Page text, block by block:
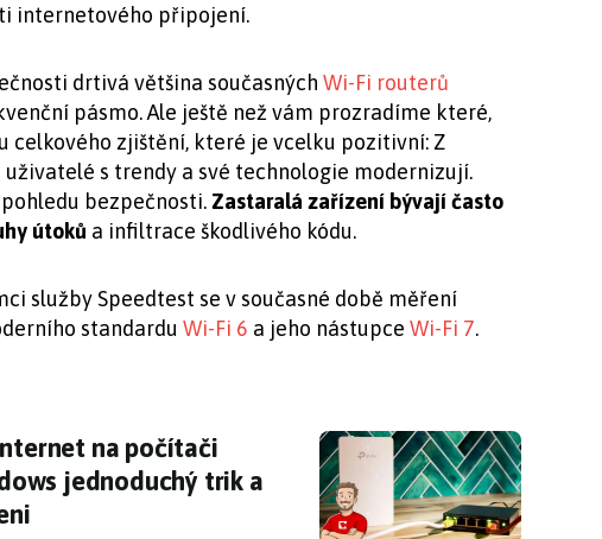
internetového připojení.
drtivá většina současných Wi-Fi routerů
pásmo. Ale ještě než vám prozradíme které,
celkového zjištění, které je vcelku pozitivní: Z
s trendy a své technologie modernizují.
bezpečnosti.Zastaralá zařízení bývají často
útoků a infiltrace škodlivého kódu.
služby Speedtest se v současné době měření
standardu Wi-Fi 6 a jeho nástupce Wi-Fi 7.
na počítači pomalý? Zkuste ve Windows
na počítači
jednoduchý trik a